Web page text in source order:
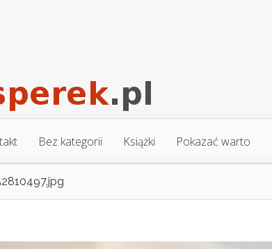
Bez kategorii Książki Pokazać warto